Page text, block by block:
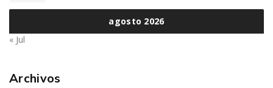
agosto 2026
« Jul
Archivos